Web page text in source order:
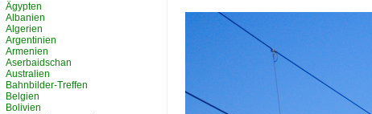
Ägypten
Albanien
Algerien
Argentinien
Armenien
Aserbaidschan
Australien
Bahnbilder-Treffen
Belgien
Bolivien